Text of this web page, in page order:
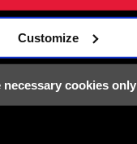
Customize
necessary cookies only
Ressources